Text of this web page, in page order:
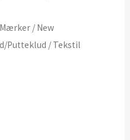
Mærker / New
Putteklud / Tekstil